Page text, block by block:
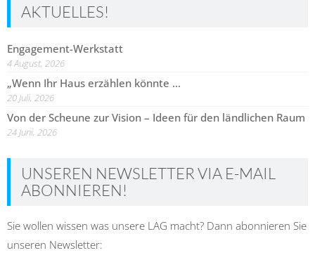
AKTUELLES!
Engagement-Werkstatt
4 August, 2026
„Wenn Ihr Haus erzählen könnte …
20 Juli, 2026
Von der Scheune zur Vision – Ideen für den ländlichen Raum
24 Juni, 2026
UNSEREN NEWSLETTER VIA E-MAIL
ABONNIEREN!
Sie wollen wissen was unsere LAG macht? Dann abonnieren Sie
unseren Newsletter: